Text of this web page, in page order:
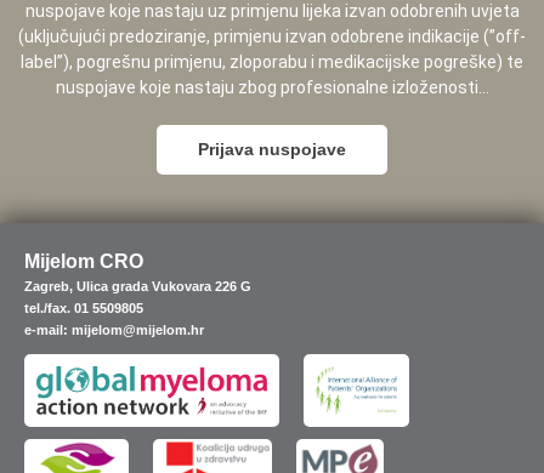
nuspojave koje nastaju uz primjenu lijeka izvan odobrenih uvjeta
(uključujući predoziranje, primjenu izvan odobrene indikacije (”off-
label”), pogrešnu primjenu, zloporabu i medikacijske pogreške) te
nuspojave koje nastaju zbog profesionalne izloženosti...
Prijava nuspojave
Mijelom CRO
Zagreb, Ulica grada Vukovara 226 G
tel./fax. 01 5509805
e-mail: mijelom@mijelom.hr